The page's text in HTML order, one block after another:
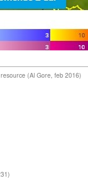
(Al Gore, feb 2016)